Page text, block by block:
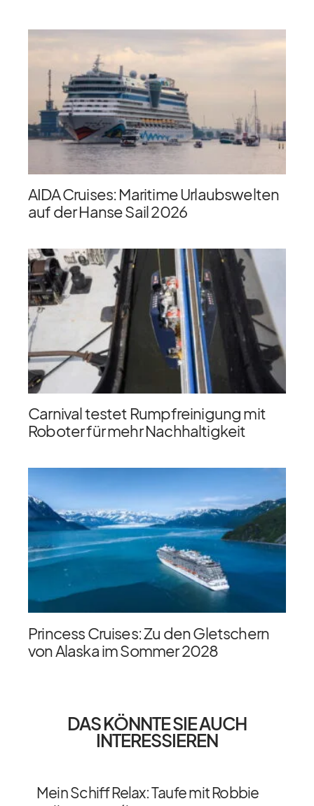
AIDA Cruises: Maritime Urlaubswelten
auf der Hanse Sail 2026
Carnival testet Rumpfreinigung mit
Roboter für mehr Nachhaltigkeit
Princess Cruises: Zu den Gletschern
von Alaska im Sommer 2028
DAS KÖNNTE SIE AUCH
INTERESSIEREN
Mein Schiff Relax: Taufe mit Robbie